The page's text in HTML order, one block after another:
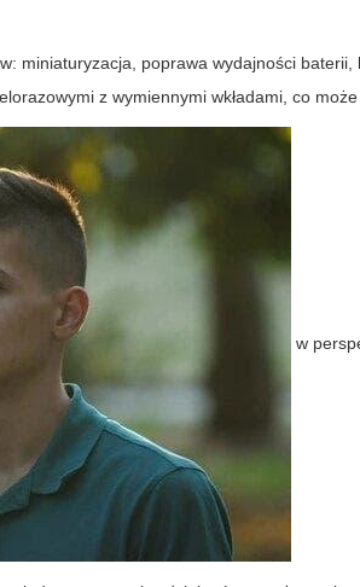
miniaturyzacja, poprawa wydajności
z wymiennymi wkładami, co
w